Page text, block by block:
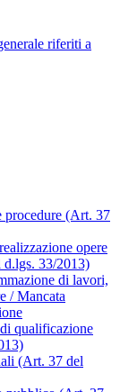
riferiti a
procedure (Art. 37
opere
33/2013)
di lavori,
/ Mancata
qualificazione
(Art. 37 del